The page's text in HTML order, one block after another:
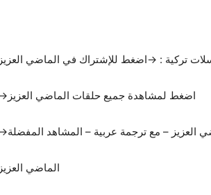
تركية : →اضغط للإشتراك في الماضي العزيز
→اضغط لمشاهدة جميع حلقات الماضي العزيز
العزيز – مع ترجمة عربية – المشاهد المفضلة
الماضي العزيز